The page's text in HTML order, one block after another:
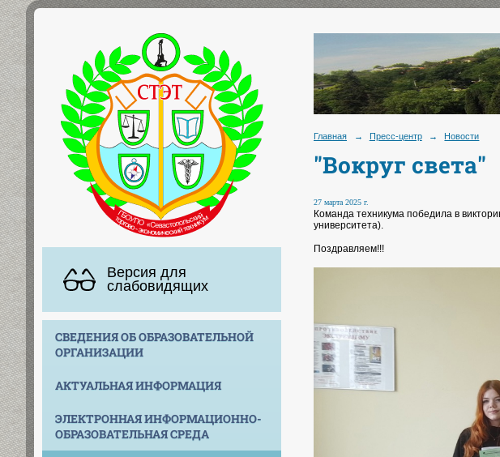
Версия для
слабовидящих
СВЕДЕНИЯ ОБ ОБРАЗОВАТЕЛЬНОЙ
ОРГАНИЗАЦИИ
АКТУАЛЬНАЯ ИНФОРМАЦИЯ
ЭЛЕКТРОННАЯ ИНФОРМАЦИОННО-
ОБРАЗОВАТЕЛЬНАЯ СРЕДА
Главная → Пресс-центр → Новости
"Вокруг света"
27 марта 2025 г.
Команда техникума победила в
университета).
Поздравляем!!!